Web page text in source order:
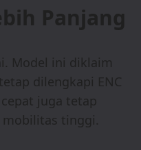
Panjang
Model ini diklaim
dilengkapi ENC
juga tetap
mobilitas tinggi.